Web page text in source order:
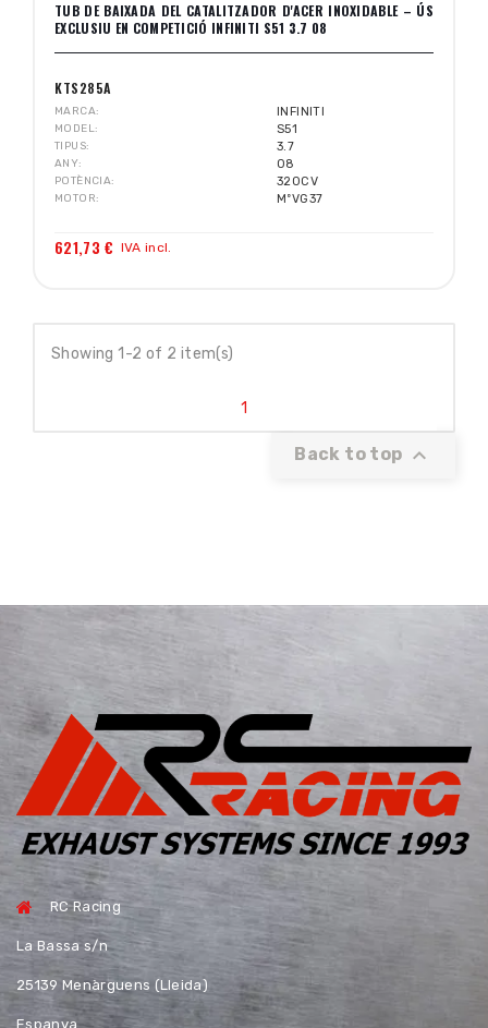
TUB DE BAIXADA DEL CATALITZADOR D'ACER INOXIDABLE – ÚS
EXCLUSIU EN COMPETICIÓ INFINITI S51 3.7 08
KTS285A
MARCA INFINITI
MODEL S51
TIPUS 3.7
ANY 08
POTÈNCIA 320CV
MOTOR MºVG37
621,73 € IVA incl.
Showing 1-2 of 2 item(s)
1
Back to top 
RC Racing
La Bassa s/n
25139 Menàrguens (Lleida)
Espanya